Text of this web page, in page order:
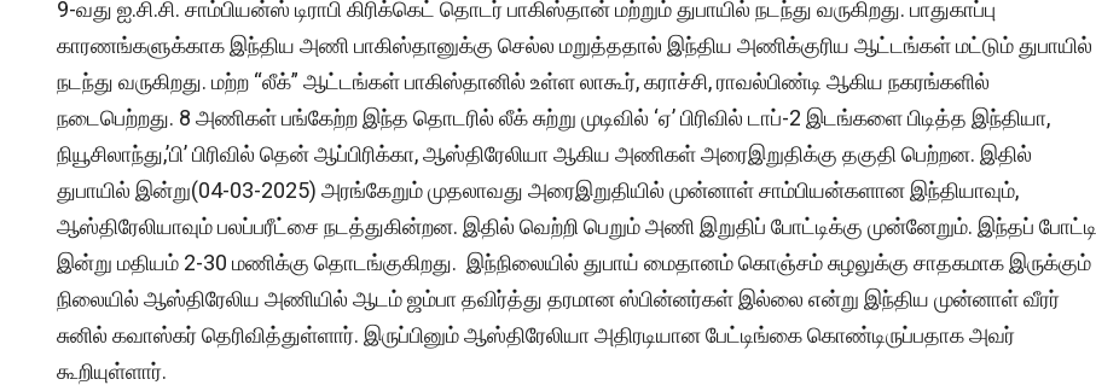
9-வது ஐ.சி.சி. சாம்பியன்ஸ் டிராபி கிரிக்கெட் தொடர் பாகிஸ்தான் மற்றும் துபாயில் நடந்து வருகிறது. பாதுகாப்பு
காரணங்களுக்காக இந்திய அணி பாகிஸ்தானுக்கு செல்ல மறுத்ததால் இந்திய அணிக்குரிய ஆட்டங்கள் மட்டும் துபாயில்
நடந்து வருகிறது. மற்ற “லீக்” ஆட்டங்கள் பாகிஸ்தானில் உள்ள லாகூர், கராச்சி, ராவல்பிண்டி ஆகிய நகரங்களில்
நடைபெற்றது. 8 அணிகள் பங்கேற்ற இந்த தொடரில் லீக் சுற்று முடிவில் ‘ஏ’ பிரிவில் டாப்-2 இடங்களை பிடித்த இந்தியா,
நியூசிலாந்து,’பி’ பிரிவில் தென் ஆப்பிரிக்கா, ஆஸ்திரேலியா ஆகிய அணிகள் அரைஇறுதிக்கு தகுதி பெற்றன. இதில்
துபாயில் இன்று(04-03-2025) அரங்கேறும் முதலாவது அரைஇறுதியில் முன்னாள் சாம்பியன்களான இந்தியாவும்,
ஆஸ்திரேலியாவும் பலப்பரீட்சை நடத்துகின்றன. இதில் வெற்றி பெறும் அணி இறுதிப் போட்டிக்கு முன்னேறும். இந்தப் போட்டி
இன்று மதியம் 2-30 மணிக்கு தொடங்குகிறது. இந்நிலையில் துபாய் மைதானம் கொஞ்சம் சுழலுக்கு சாதகமாக இருக்கும்
நிலையில் ஆஸ்திரேலிய அணியில் ஆடம் ஜம்பா தவிர்த்து தரமான ஸ்பின்னர்கள் இல்லை என்று இந்திய முன்னாள் வீரர்
சுனில் கவாஸ்கர் தெரிவித்துள்ளார். இருப்பினும் ஆஸ்திரேலியா அதிரடியான பேட்டிங்கை கொண்டிருப்பதாக அவர்
கூறியுள்ளார்.